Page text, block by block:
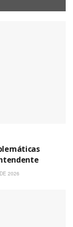
2026